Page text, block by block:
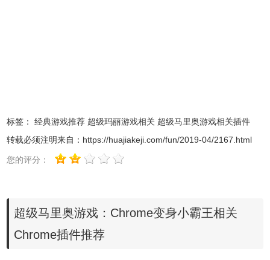
标签： 经典游戏推荐 超级玛丽游戏相关 超级马里奥游戏相关插件
转载必须注明来自： https://huajiakeji.com/fun/2019-04/2167.html
您的评分：
超级马里奥游戏：Chrome变身小霸王相关
Chrome插件推荐